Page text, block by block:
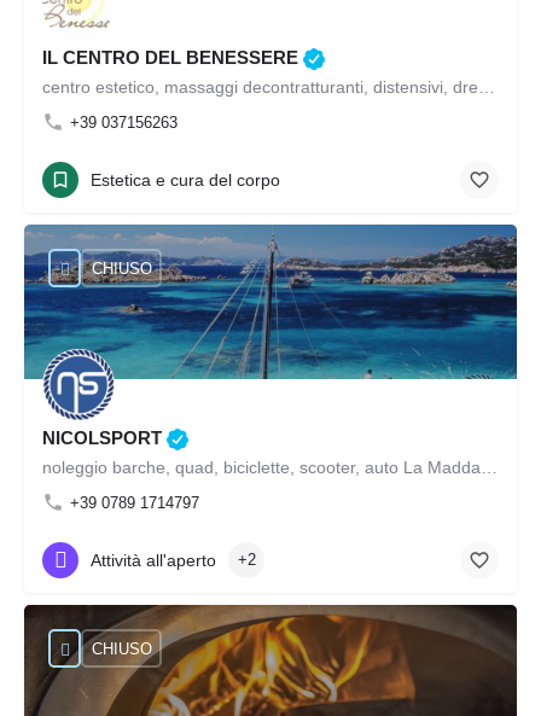
IL CENTRO DEL BENESSERE
+39 037156263
Estetica e cura del corpo
NICOLSPORT
+39 0789 1714797
CHIUSO
Attività all'aperto +2
CHIUSO